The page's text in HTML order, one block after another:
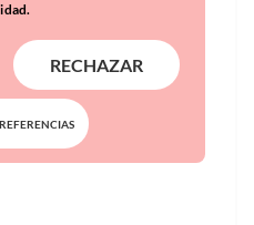
RECHAZAR